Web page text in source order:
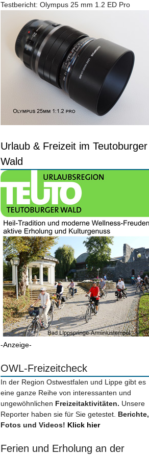
Testbericht: Olympus 25 mm 1.2 ED Pro
Urlaub & Freizeit im Teutoburger
Wald
-Anzeige-
OWL-Freizeitcheck
In der Region Ostwestfalen und Lippe gibt es
eine ganze Reihe von interessanten und
ungewöhnlichen Freizeitaktivitäten. Unsere
Reporter haben sie für Sie getestet. Berichte,
Fotos und Videos! Klick hier
Ferien und Erholung an der